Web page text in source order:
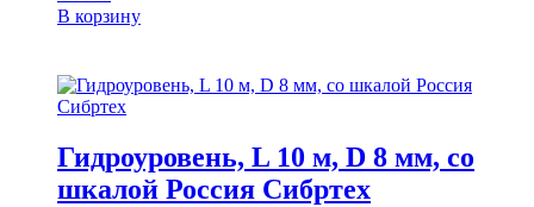
В корзину
Гидроуровень, L 10 м, D 8 мм, со
шкалой Россия Сибртех